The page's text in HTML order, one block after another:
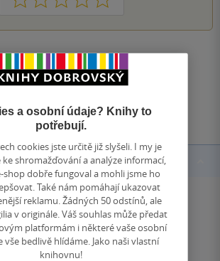
a osobní údaje? Knihy to
potřebují.
cookies jste určitě již slyšeli. I my je
shromažďování a analýze informací,
shop dobře fungoval a mohli jsme ho
Také nám pomáhají ukazovat
reklamu. Žádných 50 odstínů, ale
v originále. Váš souhlas může předat
platformám i některé vaše osobní
vše bedlivě hlídáme. Jako naši vlastní
knihovnu!